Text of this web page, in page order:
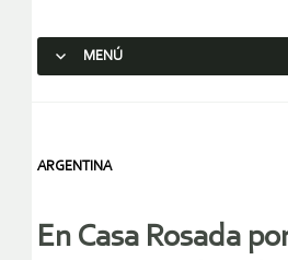
MENÚ
ARGENTINA
En Casa Rosada